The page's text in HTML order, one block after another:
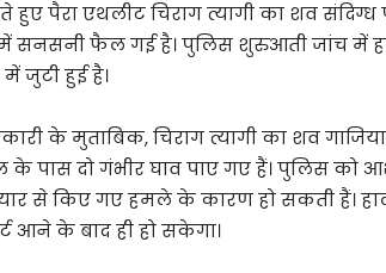
हुए पैरा एथलीट चिराग त्यागी का शव
में सनसनी फैल गई है। पुलिस शुरुआती जांच में
जुटी हुई है।
के मुताबिक, चिराग त्यागी का शव
के पास दो गंभीर घाव पाए गए हैं। पुलिस को
से किए गए हमले के कारण हो सकती हैं।
आने के बाद ही हो सकेगा।